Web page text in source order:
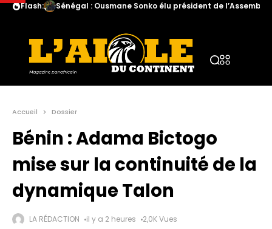
Flash: Sénégal : Ousmane Sonko élu président de
Accueil Dossier
Bénin : Adama Bictogo
mise sur la continuité de la
dynamique Talon
LA RÉDACTION il y a 2 heures 2,0K Vues